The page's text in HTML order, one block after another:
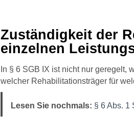
Zuständigkeit der
einzelnen
In § 6 SGB IX ist nicht nur geregelt,
welcher Rehabilitationsträger für
Lesen Sie nochmals: § 6 Abs. 1